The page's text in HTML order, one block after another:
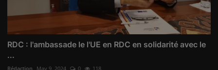
RDC : l'ambassade le l'UE en RDC en solidarité avec le
...
Rédaction May 9, 2024 0 118